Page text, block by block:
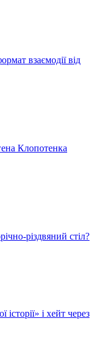
взаємодії від
Клопотенка
різдвяний стіл?
і хейт через